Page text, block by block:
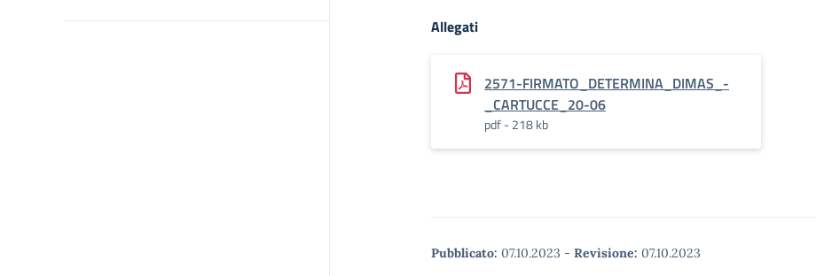
Allegati
2571-FIRMATO_DETERMINA_DIMAS_-
_CARTUCCE_20-06
pdf - 218 kb
Pubblicato: 07.10.2023 - Revisione: 07.10.2023